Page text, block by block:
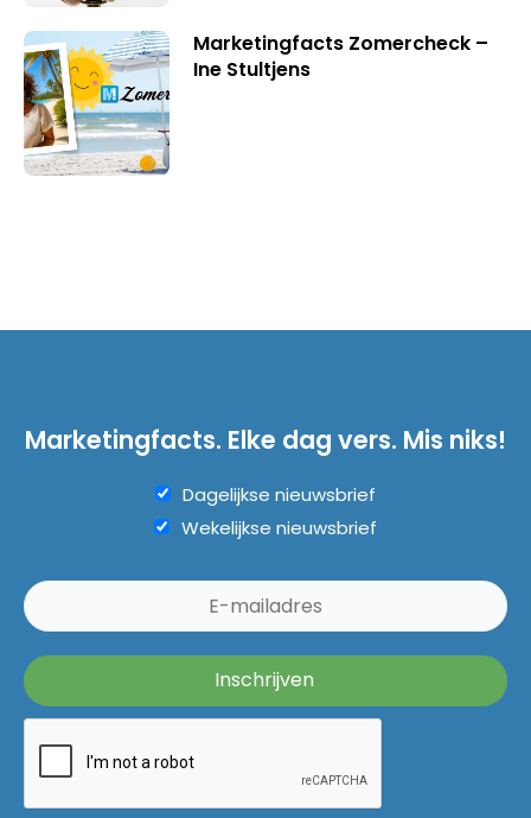
Marketingfacts Zomercheck –
Ine Stultjens
Marketingfacts. Elke dag vers. Mis niks!
Dagelijkse nieuwsbrief
Wekelijkse nieuwsbrief